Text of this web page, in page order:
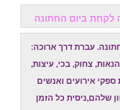
עברת דרך ארוכה:
צחוק, בכי, עיצות,
אירועים ואנשים
שלהם,ניסית כל הזמן